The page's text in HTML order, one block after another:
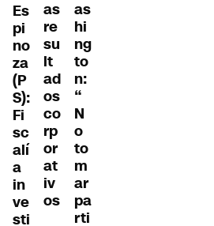
Es
pi
no
za
(P
S):
Fi
sc
alí
a
in
ve
sti
as
re
su
lt
ad
os
co
rp
or
at
iv
os
as
hi
ng
to
n:
“
N
o
to
m
ar
pa
rti